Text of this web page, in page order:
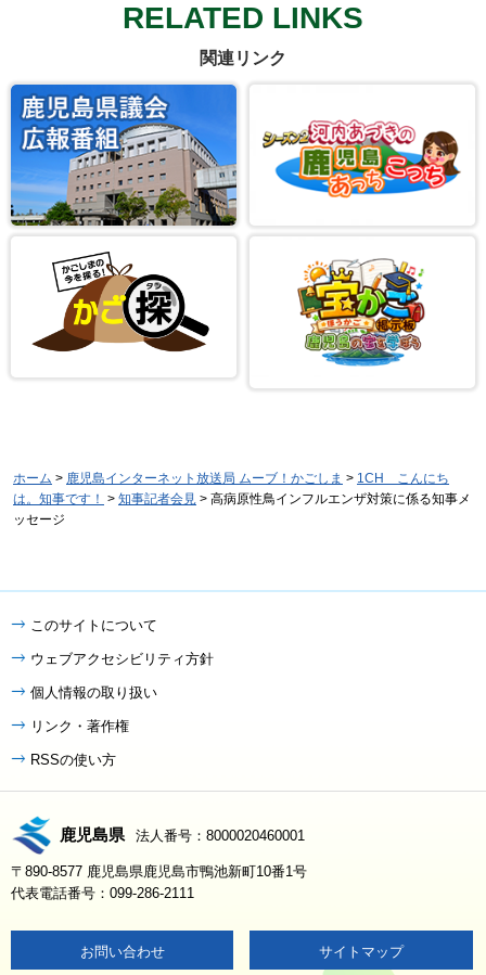
RELATED LINKS
関連リンク
ホーム > 鹿児島インターネット放送局 ムーブ！かごしま > 1CH こんにち
は。知事です！ > 知事記者会見 > 高病原性鳥インフルエンザ対策に係る知事メ
ッセージ
このサイトについて
ウェブアクセシビリティ方針
個人情報の取り扱い
リンク・著作権
RSSの使い方
鹿児島県 法人番号：8000020460001
〒890-8577 鹿児島県鹿児島市鴨池新町10番1号
代表電話番号：099-286-2111
お問い合わせ サイトマップ